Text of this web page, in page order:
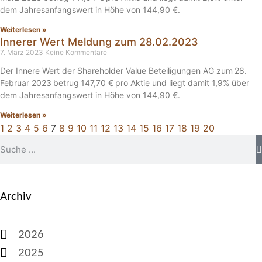
dem Jahresanfangswert in Höhe von 144,90 €.
Weiterlesen »
Innerer Wert Meldung zum 28.02.2023
7. März 2023 Keine Kommentare
Der Innere Wert der Shareholder Value Beteiligungen AG zum 28.
Februar 2023 betrug 147,70 € pro Aktie und liegt damit 1,9% über
dem Jahresanfangswert in Höhe von 144,90 €.
Weiterlesen »
1 2 3 4 5 6 7 8 9 10 11 12 13 14 15 16 17 18 19 20
Archiv
2026
2025